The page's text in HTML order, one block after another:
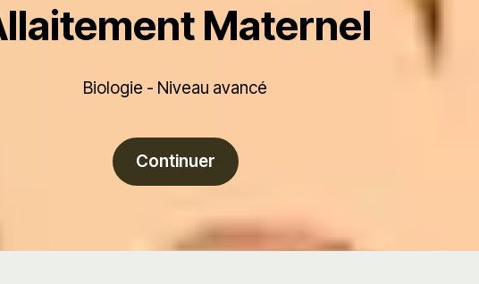
Maternel
Biologie - Niveau avancé
Continuer